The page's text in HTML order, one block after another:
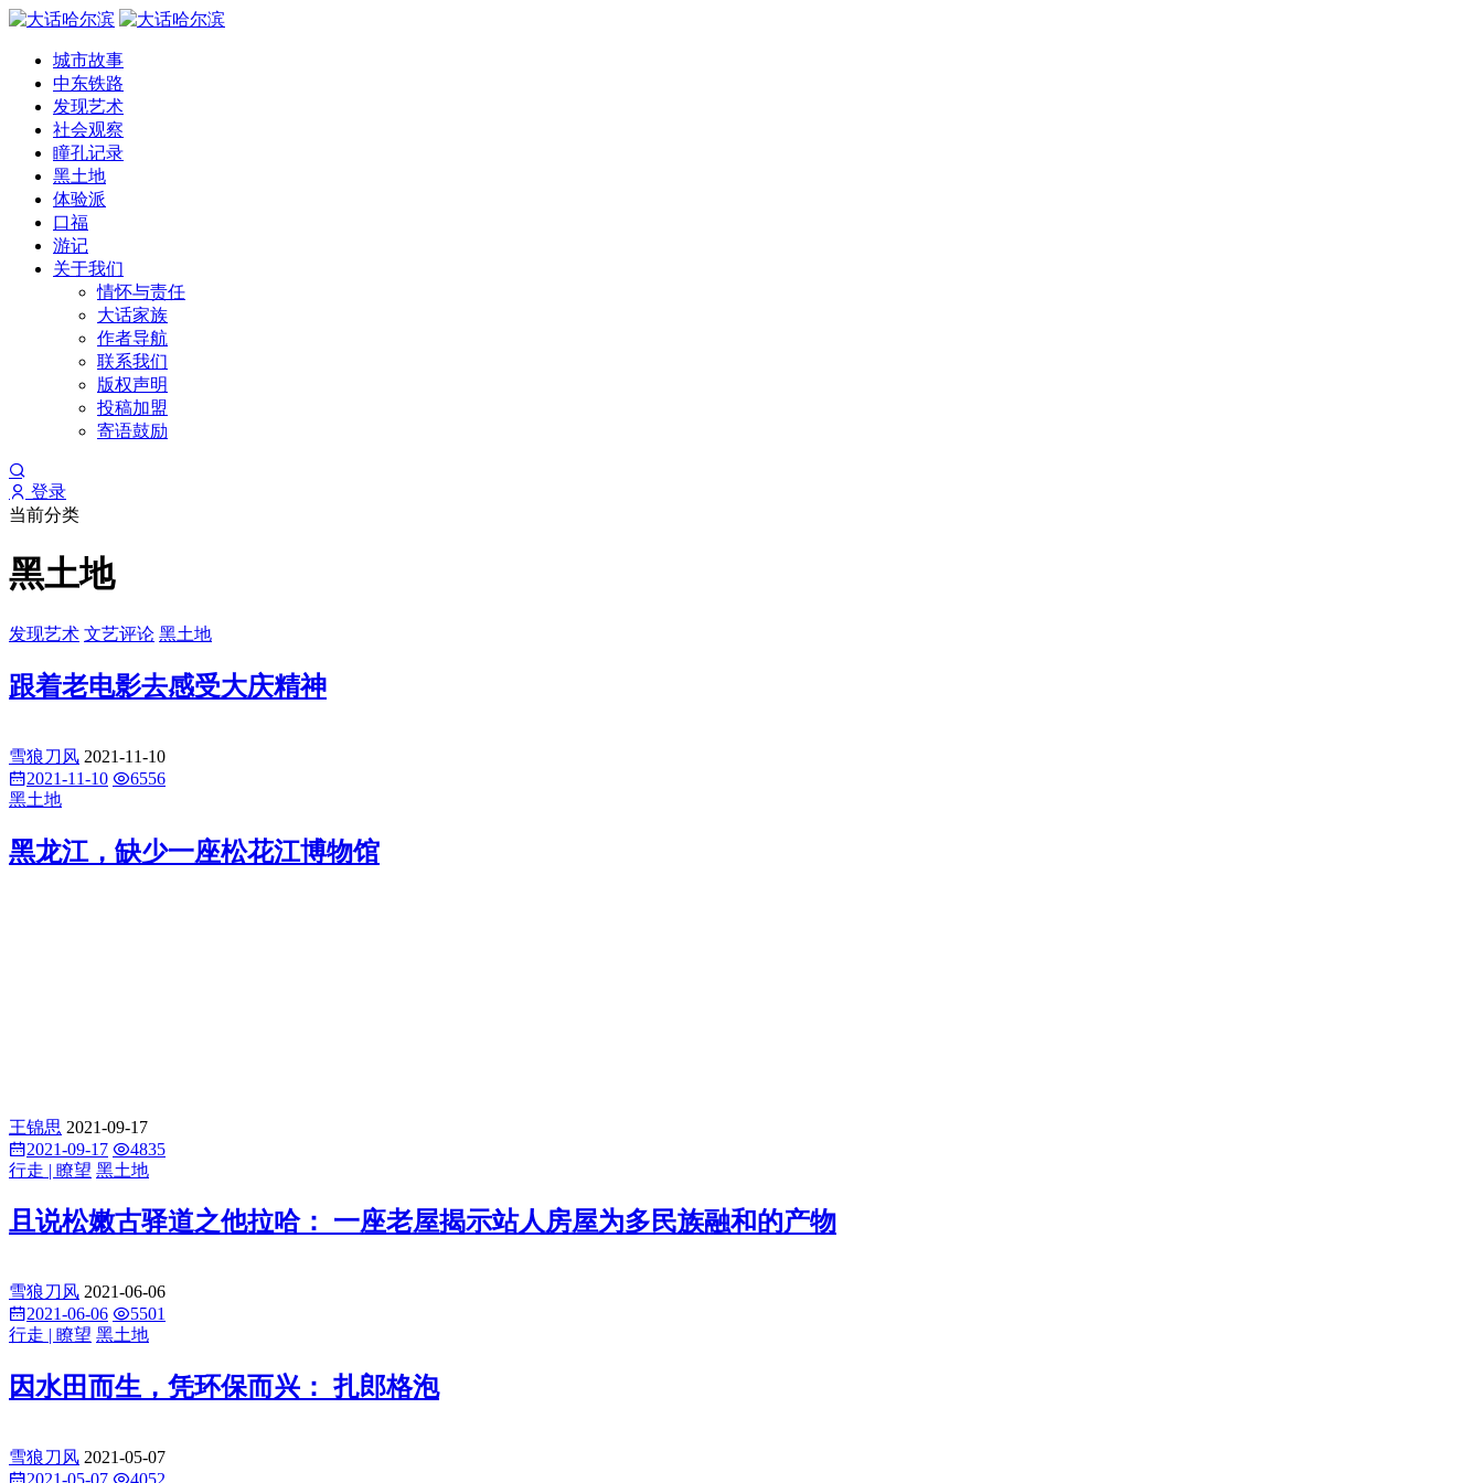
城市故事
中东铁路
发现艺术
社会观察
瞳孔记录
黑土地
体验派
口福
游记
关于我们
情怀与责任
大话家族
作者导航
联系我们
版权声明
投稿加盟
寄语鼓励
登录
当前分类
黑土地
发现艺术 文艺评论 黑土地
跟着老电影去感受大庆精神
雪狼刀风 2021-11-10
2021-11-10
6556
黑土地
黑龙江，缺少一座松花江博物馆
王锦思 2021-09-17
2021-09-17
4835
行走 | 瞭望 黑土地
且说松嫩古驿道之他拉哈： 一座老屋揭示站人房屋为多民族融和的产物
雪狼刀风 2021-06-06
2021-06-06
5501
行走 | 瞭望 黑土地
因水田而生，凭环保而兴： 扎郎格泡
雪狼刀风 2021-05-07